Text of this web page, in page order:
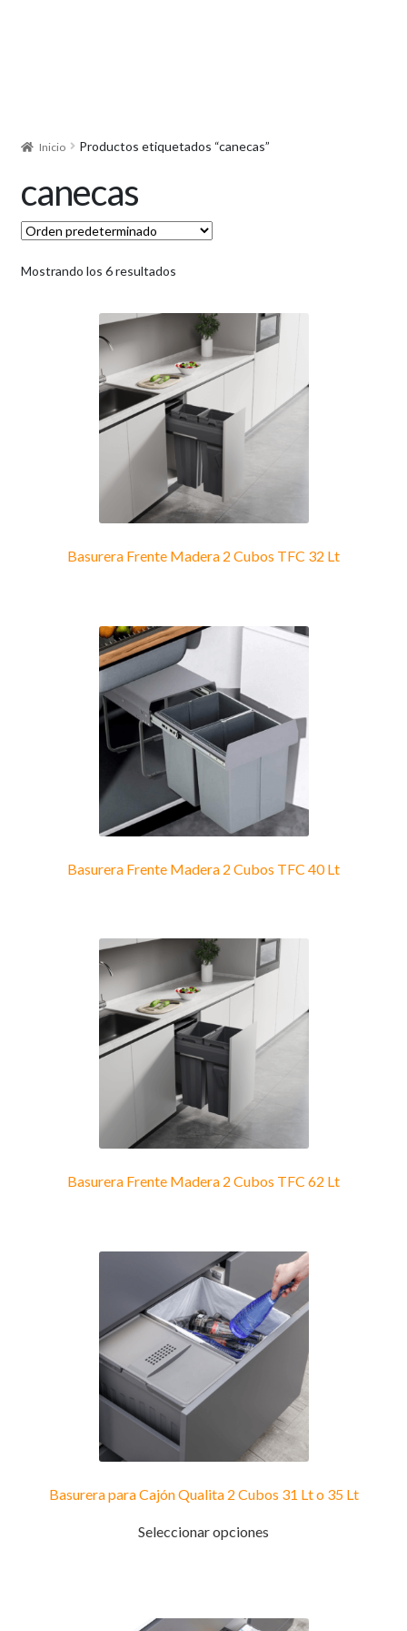
Inicio Productos etiquetados “canecas”
canecas
Mostrando los 6 resultados
Basurera Frente Madera 2 Cubos TFC 32 Lt
Basurera Frente Madera 2 Cubos TFC 40 Lt
Basurera Frente Madera 2 Cubos TFC 62 Lt
Basurera para Cajón Qualita 2 Cubos 31 Lt o 35 Lt
Seleccionar opciones